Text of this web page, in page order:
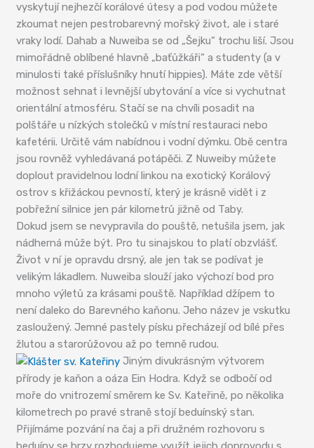
vyskytují nejhezčí korálové útesy a pod vodou můžete
zkoumat nejen pestrobarevný mořský život, ale i staré
vraky lodí. Dahab a Nuweiba se od „Šejku“ trochu liší. Jsou
mimořádně oblíbené hlavně „baťůžkáři“ a studenty (a v
minulosti také příslušníky hnutí hippies). Máte zde větší
možnost sehnat i levnější ubytování a více si vychutnat
orientální atmosféru. Stačí se na chvíli posadit na
polštáře u nízkých stolečků v místní restauraci nebo
kafetérii. Určitě vám nabídnou i vodní dýmku. Obě centra
jsou rovněž vyhledávaná potápěči. Z Nuweiby můžete
doplout pravidelnou lodní linkou na exotický Korálový
ostrov s křižáckou pevností, který je krásně vidět i z
pobřežní silnice jen pár kilometrů jižně od Taby.
Dokud jsem se nevypravila do pouště, netušila jsem, jak
nádherná může být. Pro tu sinajskou to platí obzvlášť.
Život v ní je opravdu drsný, ale jen tak se podívat je
velikým lákadlem. Nuweiba slouží jako výchozí bod pro
mnoho výletů za krásami pouště. Například džípem to
není daleko do Barevného kaňonu. Jeho název je vskutku
zasloužený. Jemné pastely písku přecházejí od bílé přes
žlutou a starorůžovou až po temně rudou.
Jiným divukrásným výtvorem
přírody je kaňon a oáza Ein Hodra. Když se odbočí od
moře do vnitrozemí směrem ke Sv. Kateřině, po několika
kilometrech po pravé straně stojí beduínský stan.
Přijímáme pozvání na čaj a při družném rozhovoru s